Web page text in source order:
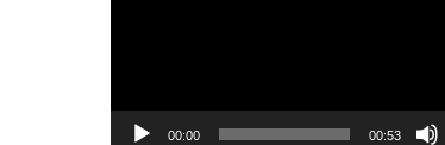
00:00 00:53